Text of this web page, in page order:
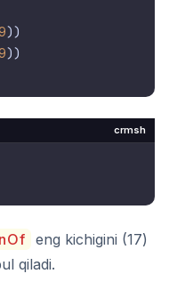
))
))
crmsh
eng kichigini (17)
qiladi.